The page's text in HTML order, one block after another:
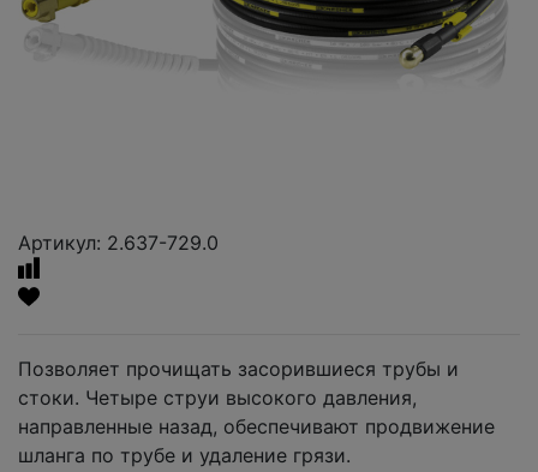
Артикул: 2.637-729.0
Позволяет прочищать засорившиеся трубы и
стоки. Четыре струи высокого давления,
направленные назад, обеспечивают продвижение
шланга по трубе и удаление грязи.